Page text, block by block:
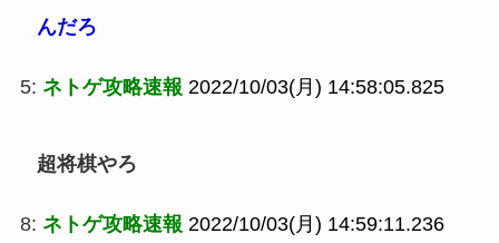
んだろ
5: ネトゲ攻略速報 2022/10/03(月) 14:58:05.825
超将棋やろ
8: ネトゲ攻略速報 2022/10/03(月) 14:59:11.236